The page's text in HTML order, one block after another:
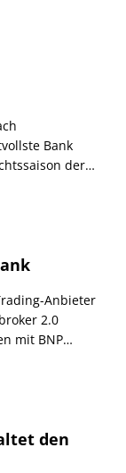
Bank
der
Anbieter
2.0
mit BNP
bestehende
den